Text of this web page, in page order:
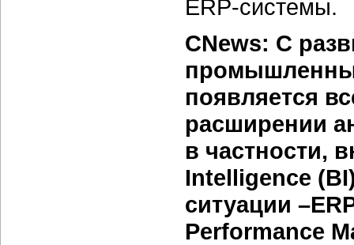
ERP-системы.
CNews: C
появляется
расширении
в частности,
Intelligence
ситуации
Performance